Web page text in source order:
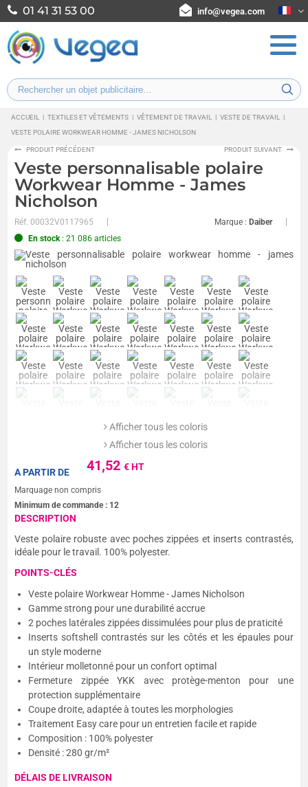
01 41 31 53 00 info@vegea.com
ACCUEIL | TEXTILES ET VÊTEMENTS | VÊTEMENT DE TRAVAIL | VESTE DE TRAVAIL
|
VESTE POLAIRE WORKWEAR HOMME - JAMES NICHOLSON
PRODUIT PRÉCÉDENT PRODUIT SUIVANT
Veste personnalisable polaire
Workwear Homme - James
Nicholson
Réf.00032V0117965 Marque : Daiber
En stock: 21 086 articles
Afficher tous les coloris
Afficher tous les coloris
41,52€ HT
A PARTIR DE
Marquage non compris
Minimum de commande : 12
DESCRIPTION
Veste polaire robuste avec poches zippées et inserts contrastés,
idéale pour le travail. 100% polyester.
POINTS-CLÉS
Veste polaire Workwear Homme - James Nicholson
Gamme strong pour une durabilité accrue
2 poches latérales zippées dissimulées pour plus de praticité
Inserts softshell contrastés sur les côtés et les épaules pour
un style moderne
Intérieur molletonné pour un confort optimal
Fermeture zippée YKK avec protège-menton pour une
protection supplémentaire
Coupe droite, adaptée à toutes les morphologies
Traitement Easy care pour un entretien facile et rapide
Composition : 100% polyester
Densité : 280 gr/m²
DÉLAIS DE LIVRAISON